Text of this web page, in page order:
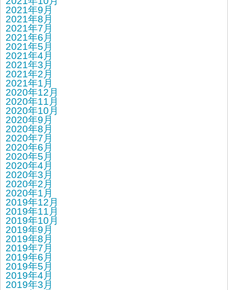
2021年9月
2021年8月
2021年7月
2021年6月
2021年5月
2021年4月
2021年3月
2021年2月
2021年1月
2020年12月
2020年11月
2020年10月
2020年9月
2020年8月
2020年7月
2020年6月
2020年5月
2020年4月
2020年3月
2020年2月
2020年1月
2019年12月
2019年11月
2019年10月
2019年9月
2019年8月
2019年7月
2019年6月
2019年5月
2019年4月
2019年3月